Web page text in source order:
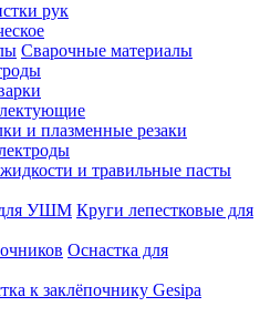
рук
Сварочные материалы
и плазменные резаки
и травильные пасты
Круги лепестковые для
Оснастка для
к заклёпочнику Gesipa